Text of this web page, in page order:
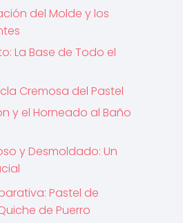
del Molde y los
La Base de Todo el
Cremosa del Pastel
y el Horneado al Baño
y Desmoldado: Un
Pastel de
de Puerro